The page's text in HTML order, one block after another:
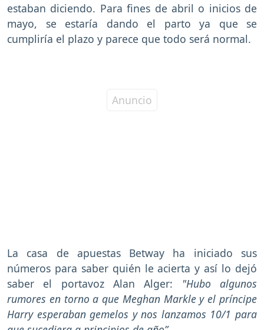
estaban diciendo. Para fines de abril o inicios de
mayo, se estaría dando el parto ya que se
cumpliría el plazo y parece que todo será normal.
La casa de apuestas Betway ha iniciado sus
números para saber quién le acierta y así lo dejó
saber el portavoz Alan Alger: "Hubo algunos
rumores en torno a que Meghan Markle y el príncipe
Harry esperaban gemelos y nos lanzamos 10/1 para